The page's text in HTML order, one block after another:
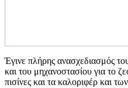
Έγινε πλήρης ανασχεδιασμός
και του μηχανοστασίου για το
πισίνες και τα καλοριφέρ και